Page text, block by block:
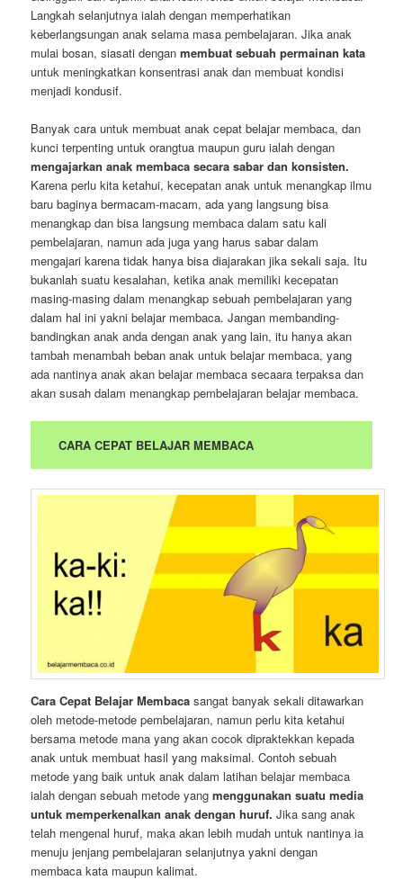
Langkah selanjutnya ialah dengan memperhatikan
keberlangsungan anak selama masa pembelajaran. Jika anak
mulai bosan, siasati denganmembuat sebuah permainan kata
untuk meningkatkan konsentrasi anak dan membuat kondisi
menjadi kondusif.
Banyak cara untuk membuat anak cepat belajar membaca, dan
kunci terpenting untuk orangtua maupun guru ialah dengan
mengajarkan anak membaca secara sabar dan konsisten.
Karena perlu kita ketahui, kecepatan anak untuk menangkap ilmu
baru baginya bermacam-macam, ada yang langsung bisa
menangkap dan bisa langsung membaca dalam satu kali
pembelajaran, namun ada juga yang harus sabar dalam
mengajari karena tidak hanya bisa diajarakan jika sekali saja. Itu
bukanlah suatu kesalahan, ketika anak memiliki kecepatan
masing-masing dalam menangkap sebuah pembelajaran yang
dalam hal ini yakni belajar membaca. Jangan membanding-
bandingkan anak anda dengan anak yang lain, itu hanya akan
tambah menambah beban anak untuk belajar membaca, yang
ada nantinya anak akan belajar membaca secaara terpaksa dan
akan susah dalam menangkap pembelajaran belajar membaca.
CARA CEPAT BELAJAR MEMBACA
Cara Cepat Belajar Membaca sangat banyak sekali ditawarkan
oleh metode-metode pembelajaran, namun perlu kita ketahui
bersama metode mana yang akan cocok dipraktekkan kepada
anak untuk membuat hasil yang maksimal. Contoh sebuah
metode yang baik untuk anak dalam latihan belajar membaca
ialah dengan sebuah metode yangmenggunakan suatu media
untuk memperkenalkan anak dengan huruf. Jika sang anak
telah mengenal huruf, maka akan lebih mudah untuk nantinya ia
menuju jenjang pembelajaran selanjutnya yakni dengan
membaca kata maupun kalimat.